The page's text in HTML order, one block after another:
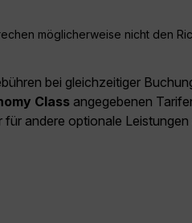
möglicherweise nicht den
bei gleichzeitiger
Class angegebenen
für andere optionale